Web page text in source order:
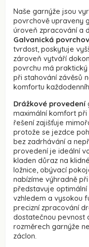
Naše garnýže jsou
povrchově upraveny
úroveň zpracování a
Galvanická
tvrdost, poskytuje
zároveň vytváří
povrchu má praktický
při stahování závěsů
komfortu
Drážkové provedení
maximální komfort při
řešení zajišťuje
protože se jezdce
bez zadrhávání a
provedení je ideální
kladen důraz na
ložnice, obývací
nabízíme výhradně
představuje
vzhledem a vysokou
precizní zpracování
dostatečnou pevnost
rozměrech garnýže
záclon.